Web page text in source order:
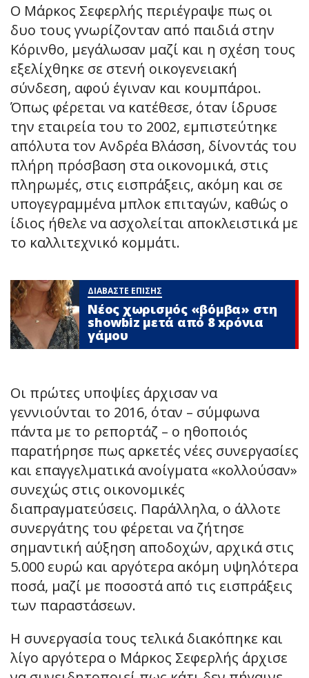
Ο Μάρκος Σεφερλής περιέγραψε πως οι
δυο τους γνωρίζονταν από παιδιά στην
Κόρινθο, μεγάλωσαν μαζί και η σχέση τους
εξελίχθηκε σε στενή οικογενειακή
σύνδεση, αφού έγιναν και κουμπάροι.
Όπως φέρεται να κατέθεσε, όταν ίδρυσε
την εταιρεία του το 2002, εμπιστεύτηκε
απόλυτα τον Ανδρέα Βλάσση, δίνοντάς του
πλήρη πρόσβαση στα οικονομικά, στις
πληρωμές, στις εισπράξεις, ακόμη και σε
υπογεγραμμένα μπλοκ επιταγών, καθώς ο
ίδιος ήθελε να ασχολείται αποκλειστικά με
το καλλιτεχνικό κομμάτι.
ΔΙΑΒΑΣΤΕ ΕΠΙΣΗΣ
Νέος χωρισμός «βόμβα» στη
showbiz μετά από 8 xρόνια
γάμου
Οι πρώτες υποψίες άρχισαν να
γεννιούνται το 2016, όταν – σύμφωνα
πάντα με το ρεπορτάζ – ο ηθοποιός
παρατήρησε πως αρκετές νέες συνεργασίες
και επαγγελματικά ανοίγματα «κολλούσαν»
συνεχώς στις οικονομικές
διαπραγματεύσεις. Παράλληλα, ο άλλοτε
συνεργάτης του φέρεται να ζήτησε
σημαντική αύξηση αποδοχών, αρχικά στις
5.000 ευρώ και αργότερα ακόμη υψηλότερα
ποσά, μαζί με ποσοστά από τις εισπράξεις
των παραστάσεων.
Η συνεργασία τους τελικά διακόπηκε και
λίγο αργότερα ο Μάρκος Σεφερλής άρχισε